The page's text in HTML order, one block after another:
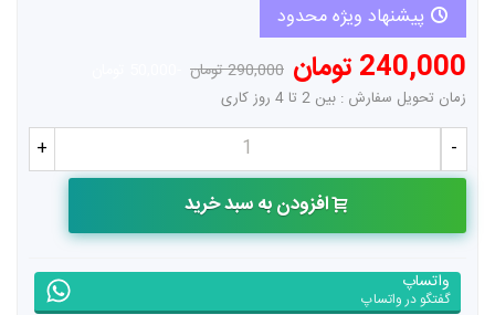
پیشنهاد ویژه محدود
240,000 تومان 290,000 تومان
زمان تحویل سفارش : بین 2 تا 4 روز کاری
-
+
افزودن به سبد خرید
واتساپ
گفتگو در واتساپ